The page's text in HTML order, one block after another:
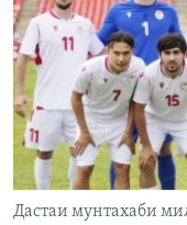
ГУЗОРИШҲОИ РАДИОӢ
Русский
ПАЙГИРӢ КУНЕД
Дастаи мунтахаби